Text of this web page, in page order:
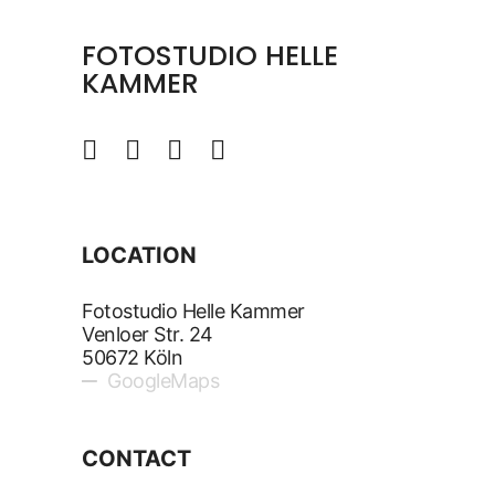
FOTOSTUDIO HELLE
KAMMER
LOCATION
Fotostudio Helle Kammer
Venloer Str. 24
50672 Köln
GoogleMaps
CONTACT